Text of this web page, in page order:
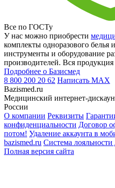
Все по ГОСТу
У нас можно приобрести
комплекты одноразового
инструменты и оборудование
производителей. Вся
Подробнее о Базисмед
8 800 200 20 62 Написать MAX
Bazismed.ru
Медицинский интернет-
России
О компании Реквизиты
конфиденциальности Договор
потом! Удаление аккаунта в
bazismed.ru Система
Полная версия сайта